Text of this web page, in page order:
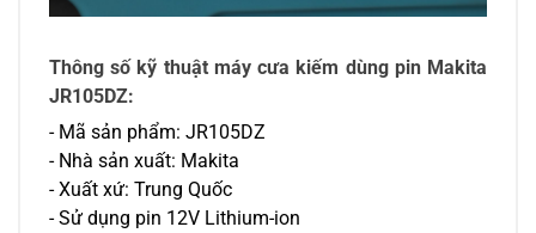
Thông số kỹ thuật máy cưa kiếm dùng pin Makita
JR105DZ:
- Mã sản phẩm: JR105DZ
- Nhà sản xuất: Makita
- Xuất xứ: Trung Quốc
- Sử dụng pin 12V Lithium-ion